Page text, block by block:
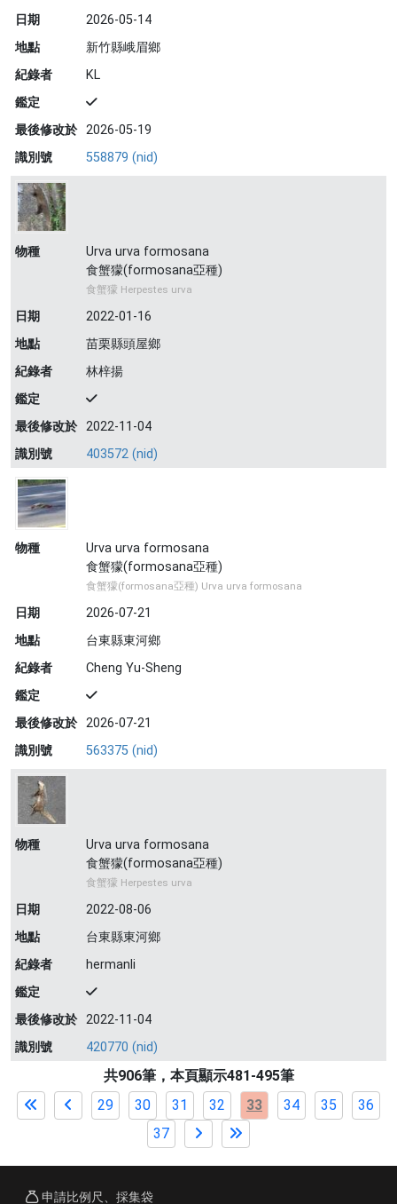
日期
2026-05-14
地點
新竹縣峨眉鄉
紀錄者
KL
鑑定
最後修改於 2026-05-19
識別號
558879 (nid)
物種
Urva urva formosana
食蟹獴(formosana亞種)
食蟹獴 Herpestes urva
日期
2022-01-16
地點
苗栗縣頭屋鄉
紀錄者
林梓揚
鑑定
最後修改於 2022-11-04
識別號
403572 (nid)
物種
Urva urva formosana
食蟹獴(formosana亞種)
食蟹獴(formosana亞種) Urva urva formosana
日期
2026-07-21
地點
台東縣東河鄉
紀錄者
Cheng Yu-Sheng
鑑定
最後修改於 2026-07-21
識別號
563375 (nid)
物種
Urva urva formosana
食蟹獴(formosana亞種)
食蟹獴 Herpestes urva
日期
2022-08-06
地點
台東縣東河鄉
紀錄者
hermanli
鑑定
最後修改於 2022-11-04
識別號
420770 (nid)
共906筆，本頁顯示481-495筆
29
30 31 32 33 34 35
36
37
申請比例尺、採集袋